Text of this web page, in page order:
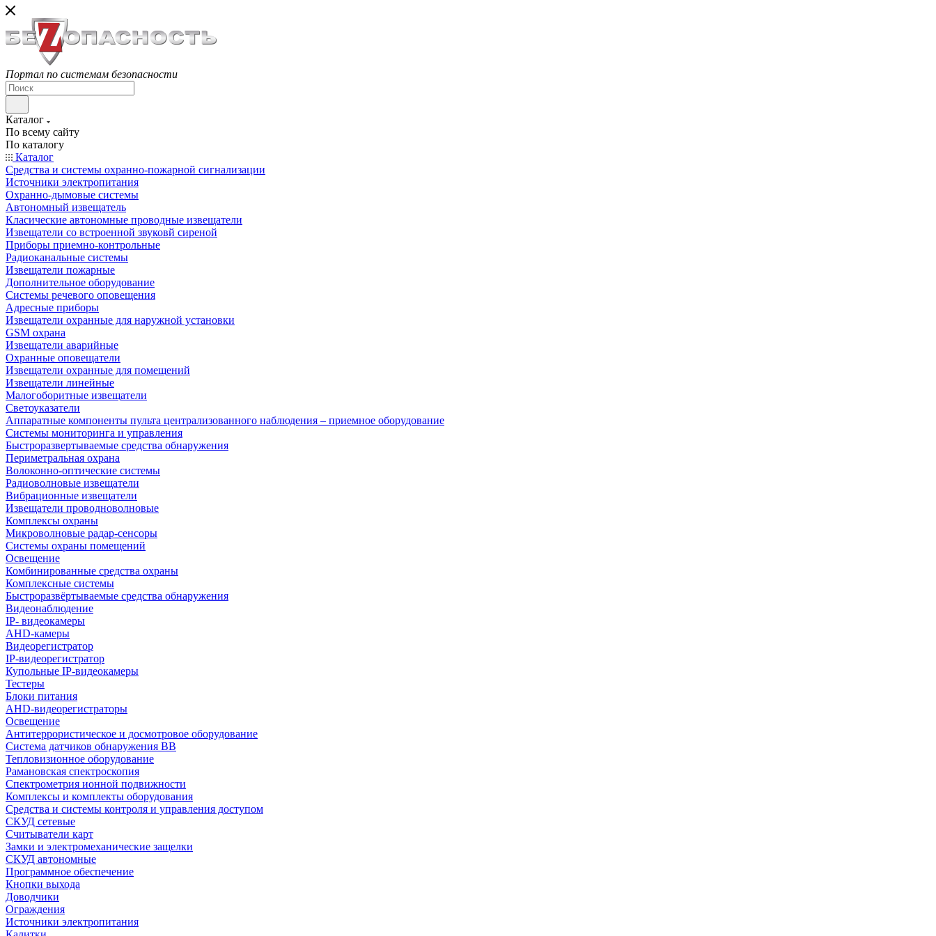
Портал по системам безопасности
Каталог
По всему сайту
По каталогу
Каталог
Средства и системы охранно-пожарной сигнализации
Источники электропитания
Охранно-дымовые системы
Автономный извещатель
Класические автономные проводные извещатели
Извещатели со встроенной звуковй сиреной
Приборы приемно-контрольные
Радиоканальные системы
Извещатели пожарные
Дополнительное оборудование
Системы речевого оповещения
Адресные приборы
Извещатели охранные для наружной установки
GSM охрана
Извещатели аварийные
Охранные оповещатели
Извещатели охранные для помещений
Извещатели линейные
Малогоборитные извещатели
Светоуказатели
Аппаратные компоненты пульта централизованного наблюдения – приемное оборудование
Системы мониторинга и управления
Быстроразвертываемые средства обнаружения
Периметральная охрана
Волоконно-оптические системы
Радиоволновые извещатели
Вибрационные извещатели
Извещатели проводноволновые
Комплексы охраны
Микроволновые радар-сенсоры
Системы охраны помещений
Освещение
Комбинированные средства охраны
Комплексные системы
Быстроразвёртываемые средства обнаружения
Видеонаблюдение
IP- видеокамеры
AHD-камеры
Видеорегистратор
IP-видеорегистратор
Купольные IP-видеокамеры
Тестеры
Блоки питания
AHD-видеорегистраторы
Освещение
Антитеррористическое и досмотровое оборудование
Cистема датчиков обнаружения ВВ
Тепловизионное оборудование
Рамановская спектроскопия
Спектрометрия ионной подвижности
Комплексы и комплекты оборудования
Средства и системы контроля и управления доступом
СКУД сетевые
Считыватели карт
Замки и электромеханические защелки
СКУД автономные
Программное обеспечение
Кнопки выхода
Доводчики
Ограждения
Источники электропитания